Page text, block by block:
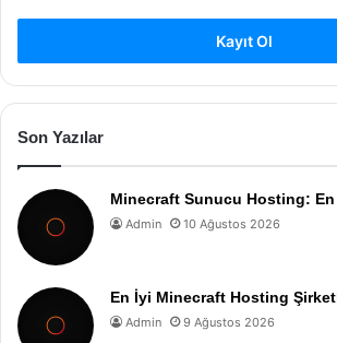
Kayıt Ol
Son Yazılar
Minecraft Sunucu Hosting:
Admin 10 Ağustos 2026
En İyi Minecraft Hosting
Admin 9 Ağustos 2026